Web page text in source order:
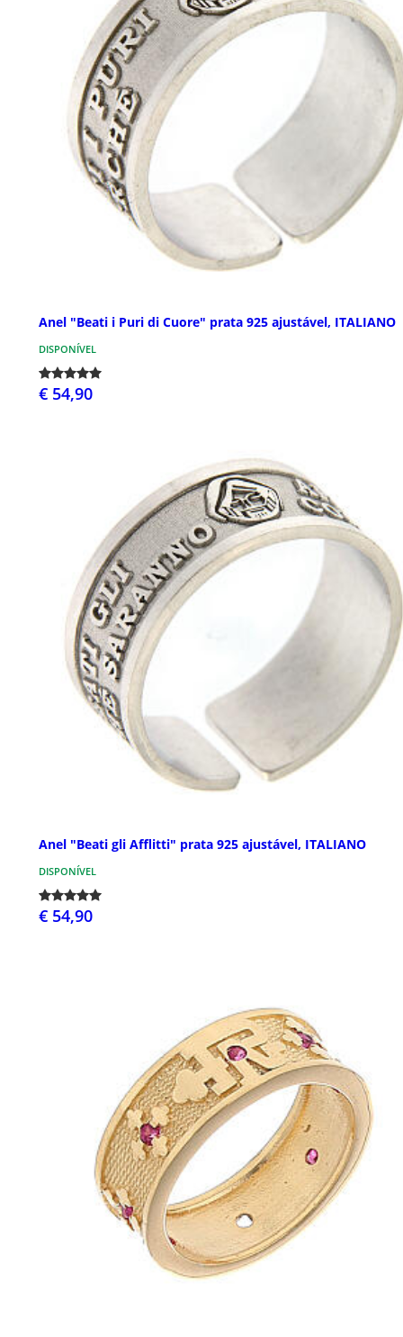
Anel "Beati i Puri di Cuore" prata 925 ajustável, ITALIANO
DISPONÍVEL
€ 54,90
Anel "Beati gli Afflitti" prata 925 ajustável, ITALIANO
DISPONÍVEL
€ 54,90